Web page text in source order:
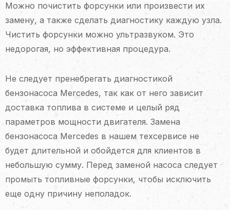
Можно почистить форсунки или произвести их
замену, а также сделать диагностику каждую узла.
Чистить форсунки можно ультразвуком. Это
недорогая, но эффективная процедура.
Не следует пренебрегать диагностикой
бензонасоса Mercedes, так как от него зависит
доставка топлива в системе и целый ряд
параметров мощности двигателя. Замена
бензонасоса Mercedes в нашем техсервисе не
будет длительной и обойдется для клиентов в
небольшую сумму. Перед заменой насоса следует
промыть топливные форсунки, чтобы исключить
еще одну причину неполадок.